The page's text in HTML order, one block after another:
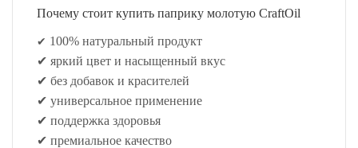
Почему стоит купить паприку молотую CraftOil
✔ 100% натуральный продукт
✔ яркий цвет и насыщенный вкус
✔ без добавок и красителей
✔ универсальное применение
✔ поддержка здоровья
✔ премиальное качество